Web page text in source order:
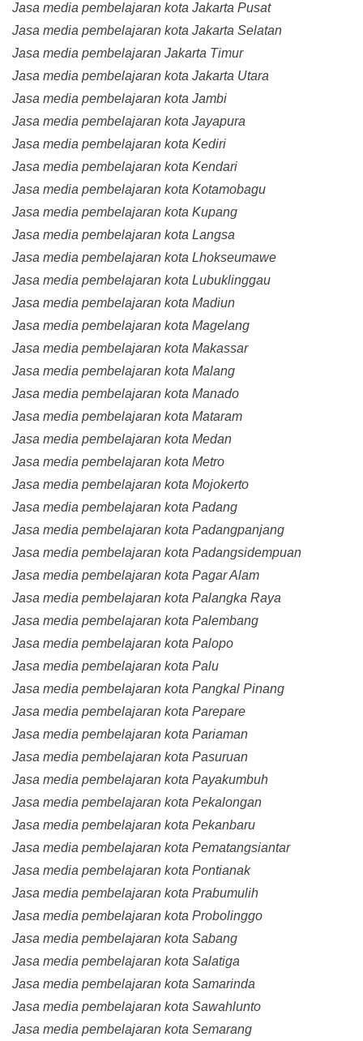
Jasa media pembelajaran kota Jakarta Pusat
Jasa media pembelajaran kota Jakarta Selatan
Jasa media pembelajaran Jakarta Timur
Jasa media pembelajaran kota Jakarta Utara
Jasa media pembelajaran kota Jambi
Jasa media pembelajaran kota Jayapura
Jasa media pembelajaran kota Kediri
Jasa media pembelajaran kota Kendari
Jasa media pembelajaran kota Kotamobagu
Jasa media pembelajaran kota Kupang
Jasa media pembelajaran kota Langsa
Jasa media pembelajaran kota Lhokseumawe
Jasa media pembelajaran kota Lubuklinggau
Jasa media pembelajaran kota Madiun
Jasa media pembelajaran kota Magelang
Jasa media pembelajaran kota Makassar
Jasa media pembelajaran kota Malang
Jasa media pembelajaran kota Manado
Jasa media pembelajaran kota Mataram
Jasa media pembelajaran kota Medan
Jasa media pembelajaran kota Metro
Jasa media pembelajaran kota Mojokerto
Jasa media pembelajaran kota Padang
Jasa media pembelajaran kota Padangpanjang
Jasa media pembelajaran kota Padangsidempuan
Jasa media pembelajaran kota Pagar Alam
Jasa media pembelajaran kota Palangka Raya
Jasa media pembelajaran kota Palembang
Jasa media pembelajaran kota Palopo
Jasa media pembelajaran kota Palu
Jasa media pembelajaran kota Pangkal Pinang
Jasa media pembelajaran kota Parepare
Jasa media pembelajaran kota Pariaman
Jasa media pembelajaran kota Pasuruan
Jasa media pembelajaran kota Payakumbuh
Jasa media pembelajaran kota Pekalongan
Jasa media pembelajaran kota Pekanbaru
Jasa media pembelajaran kota Pematangsiantar
Jasa media pembelajaran kota Pontianak
Jasa media pembelajaran kota Prabumulih
Jasa media pembelajaran kota Probolinggo
Jasa media pembelajaran kota Sabang
Jasa media pembelajaran kota Salatiga
Jasa media pembelajaran kota Samarinda
Jasa media pembelajaran kota Sawahlunto
Jasa media pembelajaran kota Semarang